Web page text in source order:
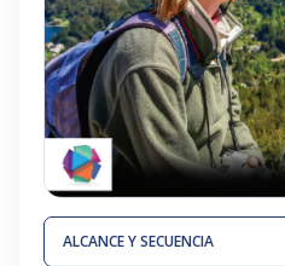
ALCANCE Y SECUENCIA